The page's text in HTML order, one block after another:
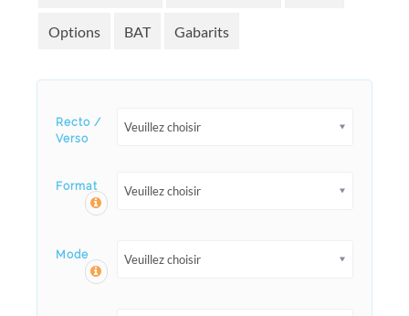
Options BAT Gabarits
Recto /
Verso
Veuillez choisir
Format Veuillez choisir
Mode Veuillez choisir